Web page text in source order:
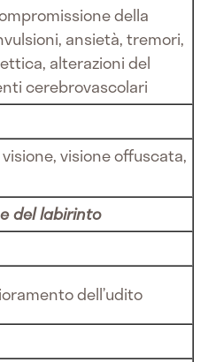
della
ansietà, tremori,
alterazioni del
cerebrovascolari
visione offuscata,
del labirinto
dell’udito